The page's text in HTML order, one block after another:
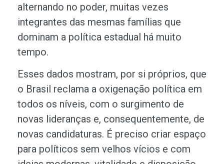
alternando no poder, muitas vezes
integrantes das mesmas famílias que
dominam a política estadual há muito
tempo.
Esses dados mostram, por si próprios, que
o Brasil reclama a oxigenação política em
todos os níveis, com o surgimento de
novas lideranças e, consequentemente, de
novas candidaturas. É preciso criar espaço
para políticos sem velhos vícios e com